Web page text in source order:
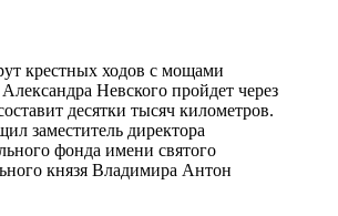
крестных ходов с мощами
Александра Невского пройдет через
десятки тысяч километров.
заместитель директора
фонда имени святого
князя Владимира Антон